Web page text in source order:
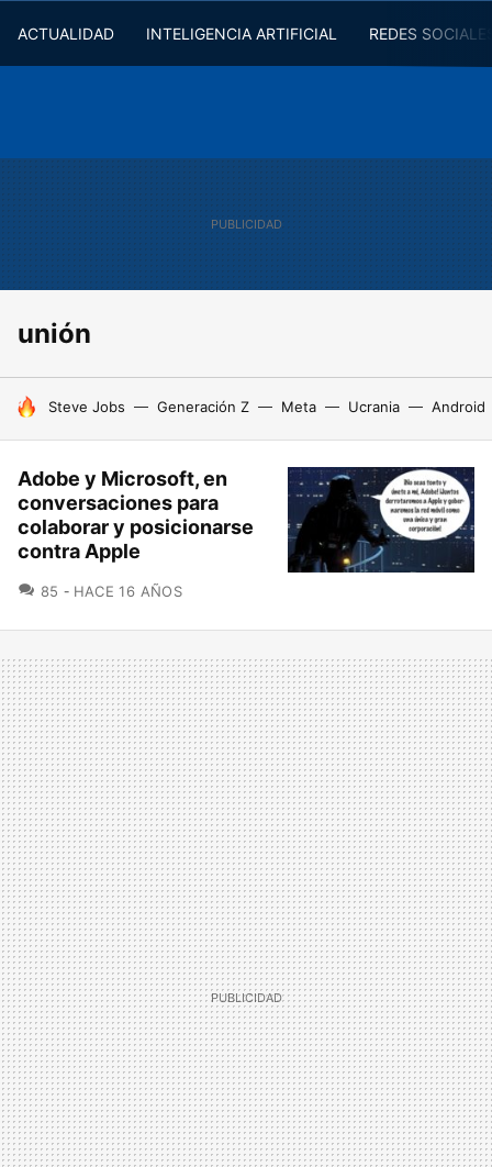
ACTUALIDAD INTELIGENCIA ARTIFICIAL REDES
unión
HOY SE HABLA DE
Steve Jobs Generación Z Meta Ucrania Android
Adobe y Microsoft, en
conversaciones para
colaborar y posicionarse
contra Apple
85 COMENTARIOS
HACE 16 AÑOS